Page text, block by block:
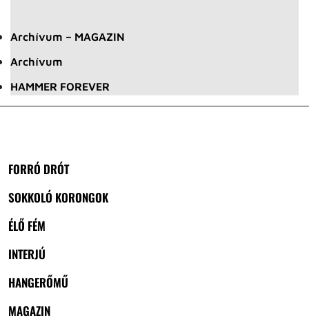
Archívum – MAGAZIN
Archívum
HAMMER FOREVER
FORRÓ DRÓT
SOKKOLÓ KORONGOK
ÉLŐ FÉM
INTERJÚ
HANGERŐMŰ
MAGAZIN